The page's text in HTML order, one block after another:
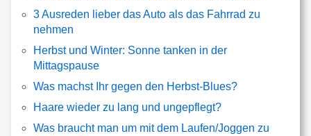
3 Ausreden lieber das Auto als das Fahrrad zu
nehmen
Herbst und Winter: Sonne tanken in der
Mittagspause
Was machst Ihr gegen den Herbst-Blues?
Haare wieder zu lang und ungepflegt?
Was braucht man um mit dem Laufen/Joggen zu